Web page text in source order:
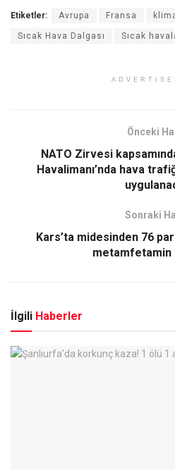
Etiketler: Avrupa Fransa
Sıcak Hava Dalgası Sıcak
Önceki
NATO Zirvesi
Havalimanı’nda hava
Sonraki
Kars’ta midesinden 76
metamfetamin
İlgili Haberler